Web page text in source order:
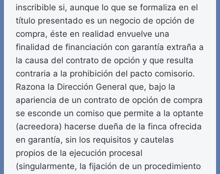
inscribible si, aunque lo que se formaliza en el
título presentado es un negocio de opción de
compra, éste en realidad envuelve una
finalidad de financiación con garantía extraña a
la causa del contrato de opción y que resulta
contraria a la prohibición del pacto comisorio.
Razona la Dirección General que, bajo la
apariencia de un contrato de opción de compra
se esconde un comiso que permite a la optante
(acreedora) hacerse dueña de la finca ofrecida
en garantía, sin los requisitos y cautelas
propios de la ejecución procesal
(singularmente, la fijación de un procedimiento